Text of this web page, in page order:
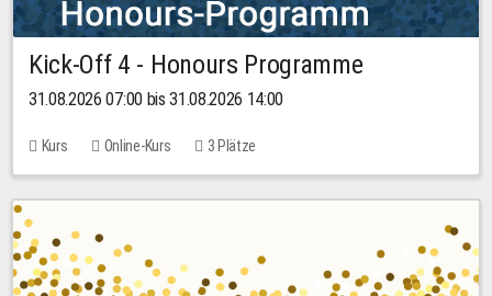
Kick-Off 4 - Honours Programme
31.08.2026 07:00 bis 31.08.2026 14:00
Kurs Online-Kurs 3 Plätze